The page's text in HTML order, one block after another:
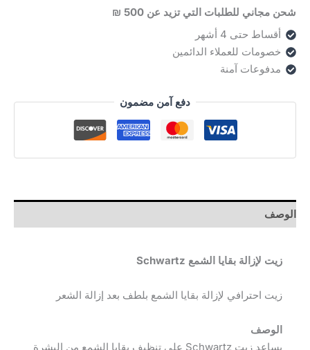
شحن مجاني للطلبات التي تزيد عن 500 ₪
أقساط حتى 4 أشهر
خصومات للعملاء الدائمين
مدفوعات آمنة
دفع آمن مضمون
الوصف
زيت لإزالة بقايا الشمع Schwartz
زيت احترافي لإزالة بقايا الشمع بلطف بعد إزالة الشعر
الوصف
يساعد زيت Schwartz على تنظيف بقايا الشمع من البشرة